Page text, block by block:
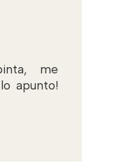
me
apunto!